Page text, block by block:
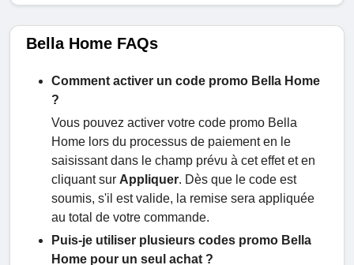
Bella Home FAQs
Comment activer un code promo Bella Home
?
Vous pouvez activer votre code promo Bella
Home lors du processus de paiement en le
saisissant dans le champ prévu à cet effet et en
cliquant sur Appliquer. Dès que le code est
soumis, s'il est valide, la remise sera appliquée
au total de votre commande.
Puis-je utiliser plusieurs codes promo Bella
Home pour un seul achat ?